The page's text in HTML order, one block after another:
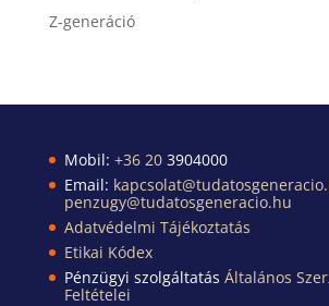
Z-generáció
Mobil: +36 20 3904000
Email:
penzugy@tudatosgeneracio.hu
Adatvédelmi Tájékoztatás
Etikai Kódex
Pénzügyi szolgáltatás Általános
Feltételei